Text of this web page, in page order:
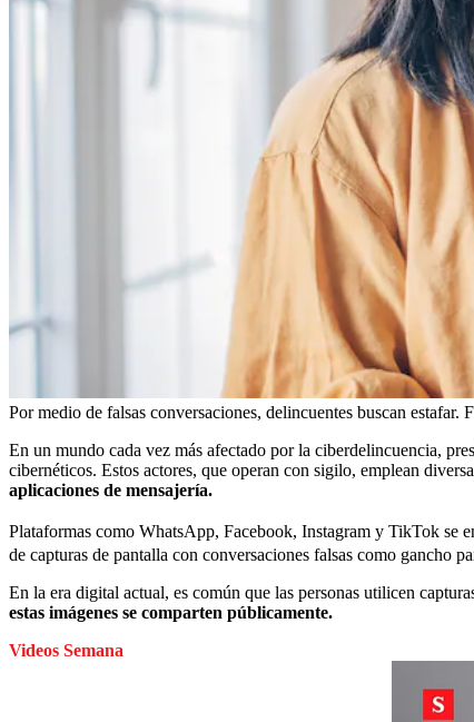
Por medio de falsas conversaciones, delincuentes buscan estafar.
En un mundo cada vez más afectado por la ciberdelincuencia,
cibernéticos. Estos actores, que operan con sigilo, emplean
aplicaciones de mensajería.
Plataformas como WhatsApp, Facebook, Instagram y TikTok se
de capturas de pantalla con conversaciones falsas como gancho
En la era digital actual, es común que las personas utilicen
estas imágenes se comparten públicamente.
Videos Semana